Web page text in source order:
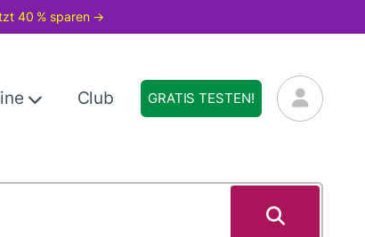
40 % sparen →
Club GRATIS TESTEN!